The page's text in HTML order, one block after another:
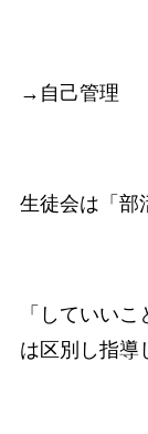
→自己管理
生徒会は「部
「していい
は区別し指導